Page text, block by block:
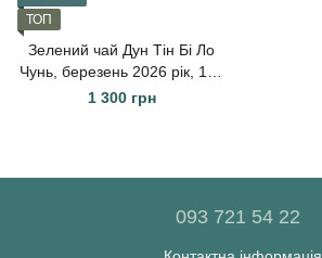
ТОП
Зелений чай Дун Тін Бі Ло
Чунь, березень 2026 рік, 100
г
1 300 грн
093 721 54 22